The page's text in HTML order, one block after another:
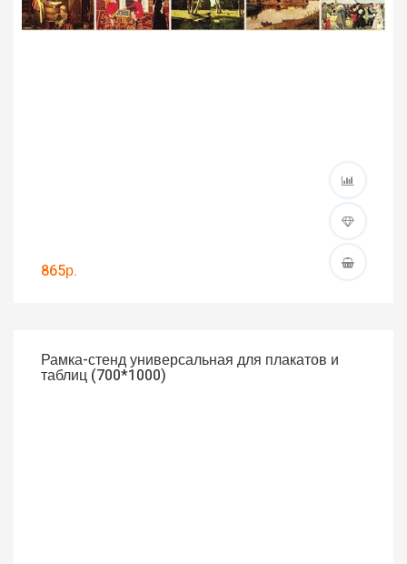
865р.
Рамка-стенд универсальная для плакатов и
таблиц (700*1000)